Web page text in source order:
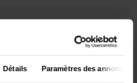
Détails Paramètres des annonces